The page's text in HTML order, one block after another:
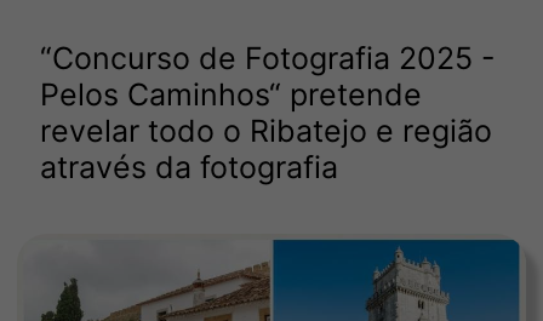
“Concurso de Fotografia 2025 -
Pelos Caminhos“ pretende
revelar todo o Ribatejo e região
através da fotografia